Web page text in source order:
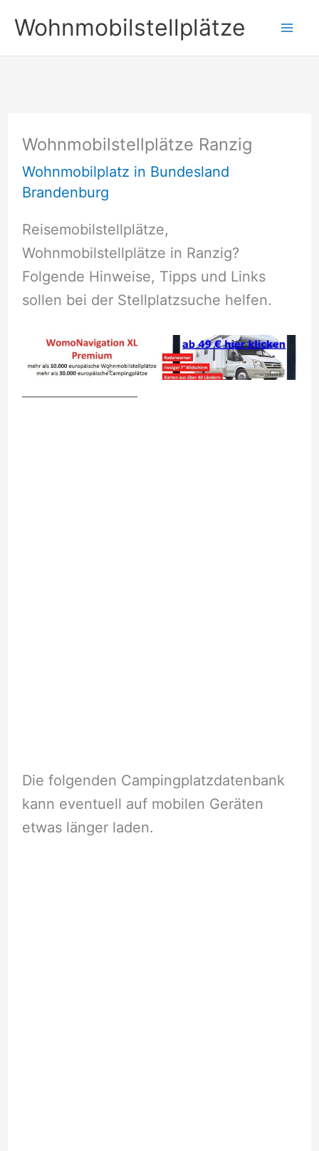
Inhalt
springen
Wohnmobilstellplätze
Wohnmobilstellplätze Ranzig
Wohnmobilplatz in Bundesland
Brandenburg
Reisemobilstellplätze,
Wohnmobilstellplätze in Ranzig?
Folgende Hinweise, Tipps und Links
sollen bei der Stellplatzsuche helfen.
Die folgenden Campingplatzdatenbank
kann eventuell auf mobilen Geräten
etwas länger laden.